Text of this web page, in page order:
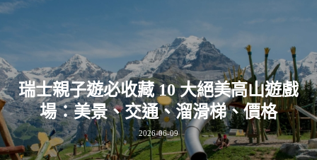
瑞士親子遊必收藏 10 大絕美高山遊戲
場：美景、交通、溜滑梯、價格
2026-06-09